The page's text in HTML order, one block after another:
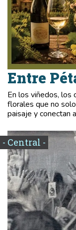
Entre
En los viñedos, los
florales que no
paisaje y conectan
- Central -